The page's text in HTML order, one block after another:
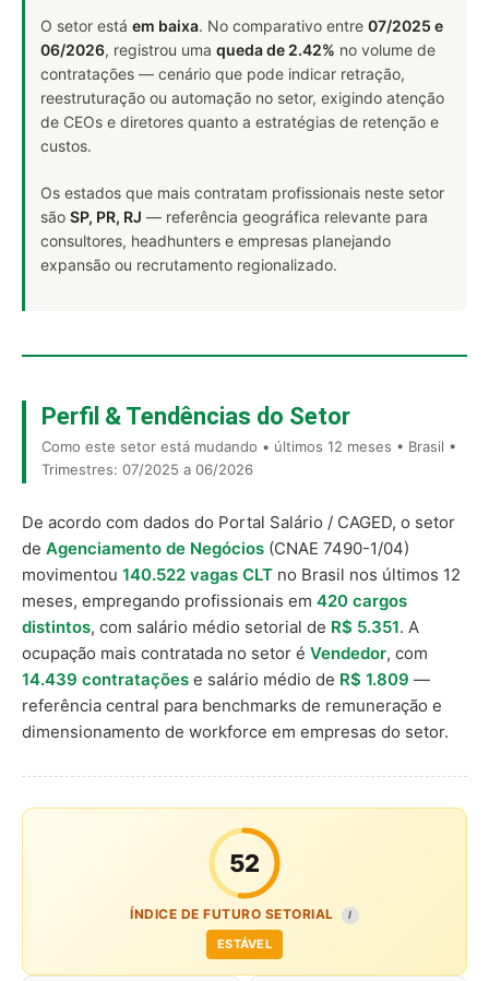
O setor está em baixa. No comparativo entre 07/2025 e
06/2026, registrou uma queda de 2.42% no volume de
contratações — cenário que pode indicar retração,
reestruturação ou automação no setor, exigindo atenção
de CEOs e diretores quanto a estratégias de retenção e
custos.
Os estados que mais contratam profissionais neste setor
são SP, PR, RJ — referência geográfica relevante para
consultores, headhunters e empresas planejando
expansão ou recrutamento regionalizado.
Perfil & Tendências do Setor
Como este setor está mudando • últimos 12 meses • Brasil •
Trimestres: 07/2025 a 06/2026
De acordo com dados do Portal Salário / CAGED, o setor
de Agenciamento de Negócios (CNAE 7490-1/04)
movimentou 140.522 vagas CLT no Brasil nos últimos 12
meses, empregando profissionais em 420 cargos
distintos, com salário médio setorial de R$ 5.351. A
ocupação mais contratada no setor é Vendedor, com
14.439 contratações e salário médio de R$ 1.809 —
referência central para benchmarks de remuneração e
dimensionamento de workforce em empresas do setor.
52
ÍNDICE DE FUTURO SETORIAL I
ESTÁVEL